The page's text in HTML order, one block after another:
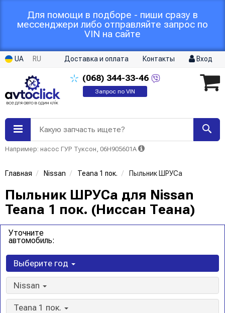
Для помощи в подборе - пиши сразу в
мессенджери либо отправляйте запрос по
VIN на сайте
UA RU Доставка и оплата Контакты Вход
(068) 344-33-46
Запрос по VIN
Какую запчасть ищете?
Например: насос ГУР Туксон, 06H905601A
Главная Nissan Teana 1 пок. Пыльник ШРУСа
Пыльник ШРУСа для Nissan
Teana 1 пок. (Ниссан Теана)
Уточните
автомобиль:
Выберите год
Nissan
Teana 1 пок.